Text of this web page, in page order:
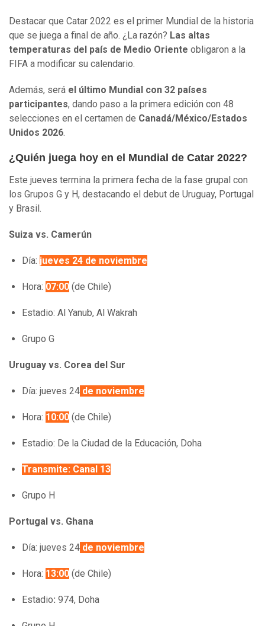
Destacar que Catar 2022 es el primer Mundial de la historia
que se juega a final de año. ¿La razón? Las altas
temperaturas del país de Medio Oriente obligaron a la
FIFA a modificar su calendario.
Además, será el último Mundial con 32 países
participantes, dando paso a la primera edición con 48
selecciones en el certamen de Canadá/México/Estados
Unidos 2026.
¿Quién juega hoy en el Mundial de Catar 2022?
Este jueves termina la primera fecha de la fase grupal con
los Grupos G y H, destacando el debut de Uruguay, Portugal
y Brasil.
Suiza vs. Camerún
Día: jueves 24 de noviembre
Hora: 07:00 (de Chile)
Estadio: Al Yanub, Al Wakrah
Grupo G
Uruguay vs. Corea del Sur
Día: jueves 24 de noviembre
Hora: 10:00 (de Chile)
Estadio: De la Ciudad de la Educación, Doha
Transmite: Canal 13
Grupo H
Portugal vs. Ghana
Día: jueves 24 de noviembre
Hora: 13:00 (de Chile)
Estadio: 974, Doha